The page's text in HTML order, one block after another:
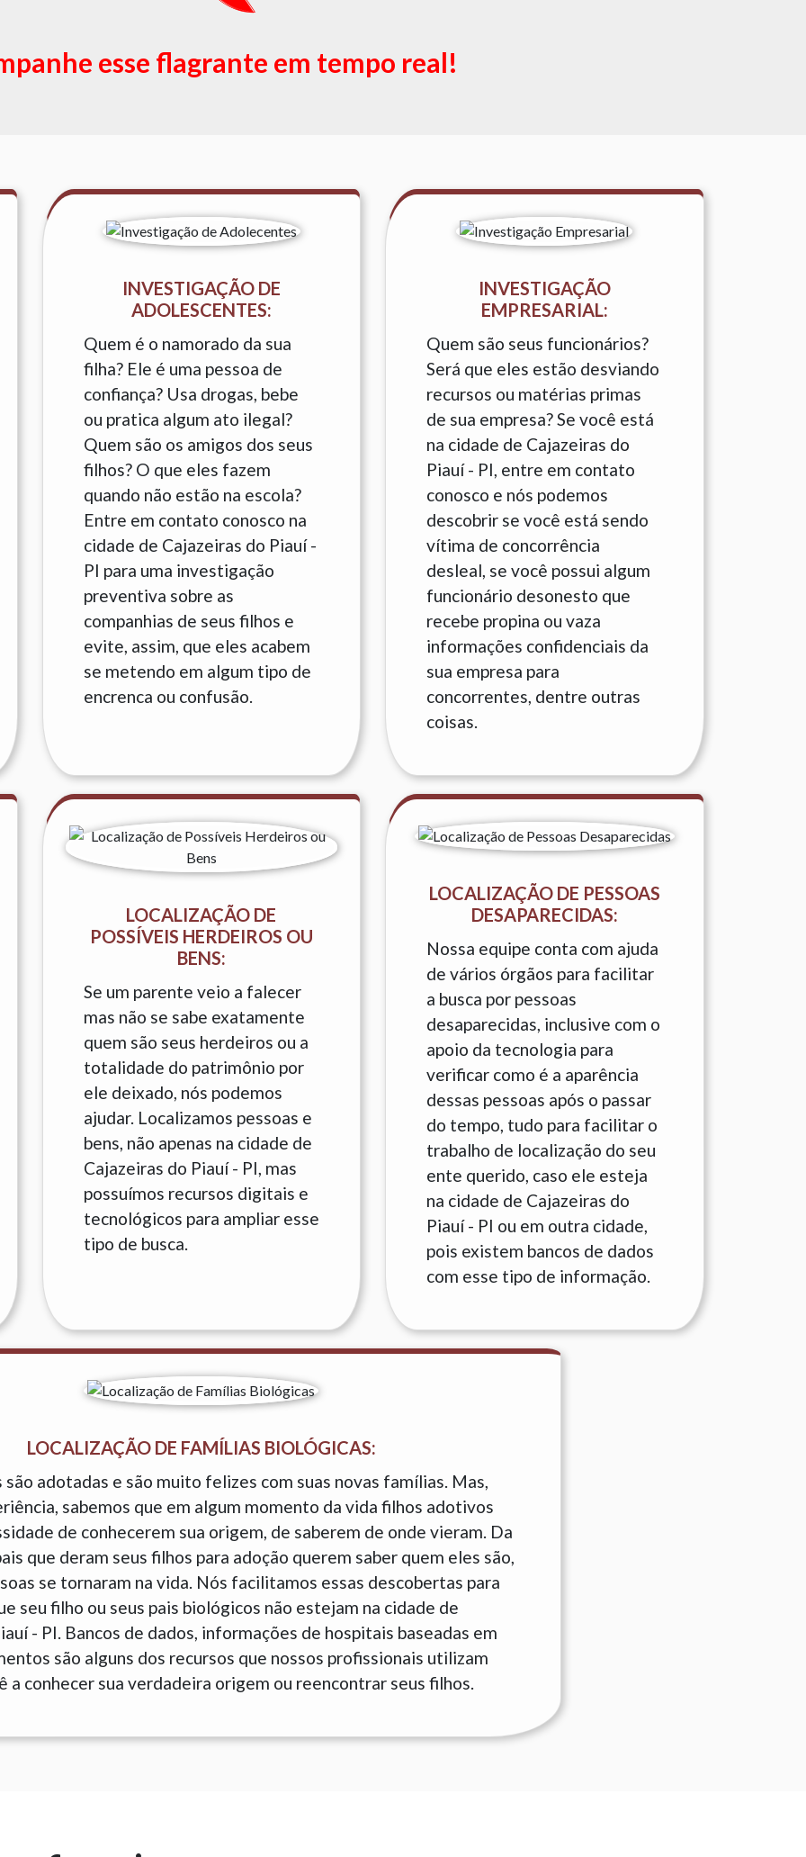
esse flagrante em tempo real!
INVESTIGAÇÃO DE
ADOLESCENTES:
Quem é o namorado da sua
filha? Ele é uma pessoa de
confiança? Usa drogas, bebe
ou pratica algum ato ilegal?
Quem são os amigos dos seus
filhos? O que eles fazem
quando não estão na escola?
Entre em contato conosco na
cidade de Cajazeiras do Piauí -
PI para uma investigação
preventiva sobre as
companhias de seus filhos e
evite, assim, que eles acabem
se metendo em algum tipo de
encrenca ou confusão.
INVESTIGAÇÃO
EMPRESARIAL:
Quem são seus funcionários?
Será que eles estão desviando
recursos ou matérias primas
de sua empresa? Se você está
na cidade de Cajazeiras do
Piauí - PI, entre em contato
conosco e nós podemos
descobrir se você está sendo
vítima de concorrência
desleal, se você possui algum
funcionário desonesto que
recebe propina ou vaza
informações confidenciais da
sua empresa para
concorrentes, dentre outras
coisas.
LOCALIZAÇÃO DE
POSSÍVEIS HERDEIROS OU
BENS:
Se um parente veio a falecer
mas não se sabe exatamente
quem são seus herdeiros ou a
totalidade do patrimônio por
ele deixado, nós podemos
ajudar. Localizamos pessoas e
bens, não apenas na cidade de
Cajazeiras do Piauí - PI, mas
possuímos recursos digitais e
tecnológicos para ampliar esse
tipo de busca.
LOCALIZAÇÃO DE PESSOAS
DESAPARECIDAS:
Nossa equipe conta com ajuda
de vários órgãos para facilitar
a busca por pessoas
desaparecidas, inclusive com o
apoio da tecnologia para
verificar como é a aparência
dessas pessoas após o passar
do tempo, tudo para facilitar o
trabalho de localização do seu
ente querido, caso ele esteja
na cidade de Cajazeiras do
Piauí - PI ou em outra cidade,
pois existem bancos de dados
com esse tipo de informação.
LOCALIZAÇÃO DE FAMÍLIAS BIOLÓGICAS:
adotadas e são muito felizes com suas novas famílias. Mas,
sabemos que em algum momento da vida filhos adotivos
de conhecerem sua origem, de saberem de onde vieram. Da
que deram seus filhos para adoção querem saber quem eles são,
se tornaram na vida. Nós facilitamos essas descobertas para
seu filho ou seus pais biológicos não estejam na cidade de
- PI. Bancos de dados, informações de hospitais baseadas em
são alguns dos recursos que nossos profissionais utilizam
a conhecer sua verdadeira origem ou reencontrar seus filhos.